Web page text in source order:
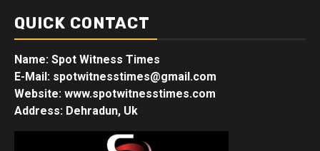
QUICK CONTACT
Name: Spot Witness Times
E-Mail: spotwitnesstimes@gmail.com
Website: www.spotwitnesstimes.com
Address: Dehradun, Uk